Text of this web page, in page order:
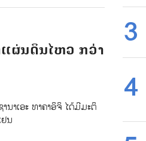
ແຜ່ນດິນໄຫວ ກວ່າ
າເອະ ທາຄາອິຈິ ໄດ້ມີມະຕິ
ນ